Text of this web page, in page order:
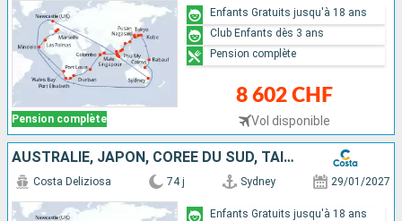
Pension complète
8 602 CHF
Vol disponible
Enfants Gratuits jusqu'à 18 ans
Club Enfants dès 3 ans
Pension complète
AUSTRALIE, JAPON, CORÉE DU SUD, TAÏWAN, CHINE, VIETNAM, SINGAPOUR, MALAISIE, SRI LANKA, MALDIVES, MAURICE, AFRIQUE DU SUD, NAMIBIA, CAP VERT, CANARIES
Costa Deliziosa 74 j Sydney 29/01/2027
Enfants Gratuits jusqu'à 18 ans